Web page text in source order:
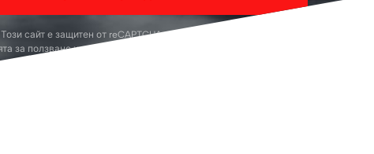
сайт е защитен от reCAPTCHA и се прилагат
за ползванена Google.